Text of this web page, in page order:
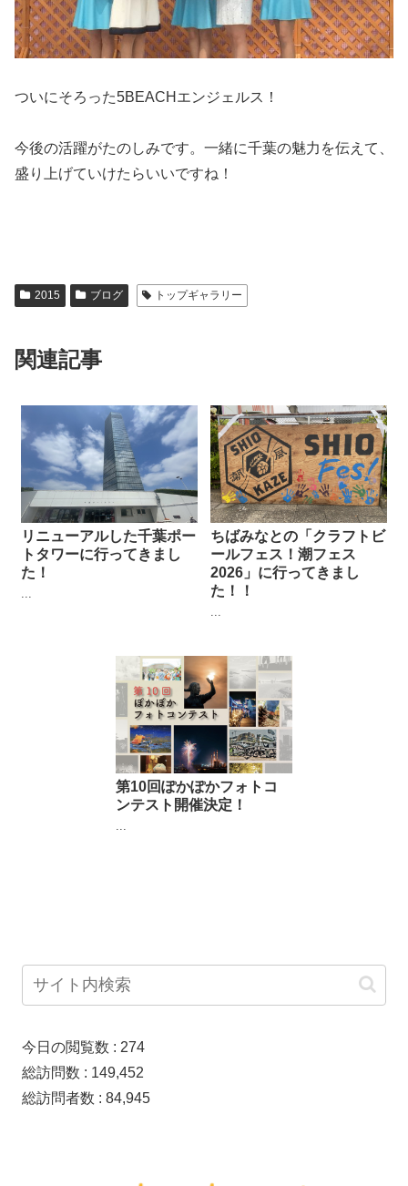
ついにそろった5BEACHエンジェルス！
今後の活躍がたのしみです。一緒に千葉の魅力を伝えて、
盛り上げていけたらいいですね！
2015 ブログ トップギャラリー
関連記事
リニューアルした千葉ポー
トタワーに行ってきまし
た！
...
ちばみなとの「クラフトビ
ールフェス！潮フェス
2026」に行ってきまし
た！！
...
第10回ぽかぽかフォトコ
ンテスト開催決定！
...
今日の閲覧数 : 274
総訪問数 : 149,452
総訪問者数 : 84,945